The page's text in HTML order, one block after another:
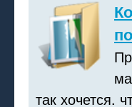
так хочется.